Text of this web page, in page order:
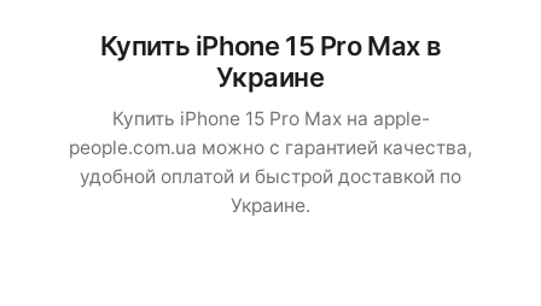
Купить iPhone 15 Pro Max в
Украине
Купить iPhone 15 Pro Max на apple-
people.com.ua можно с гарантией качества,
удобной оплатой и быстрой доставкой по
Украине.